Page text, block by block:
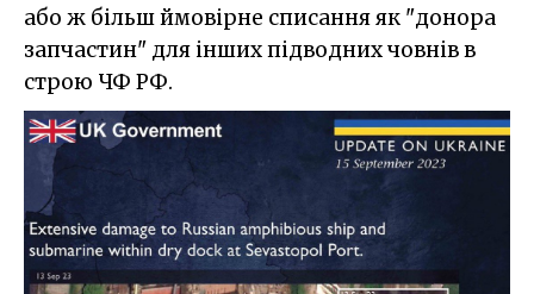
або ж більш ймовірне списання як "донора
запчастин" для інших підводних човнів в
строю ЧФ РФ.